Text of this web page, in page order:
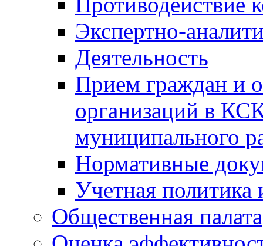
Экспертно-
Деятельность
Прием граждан и
организаций в
муниципального
Нормативные
Учетная политика
Общественная палата